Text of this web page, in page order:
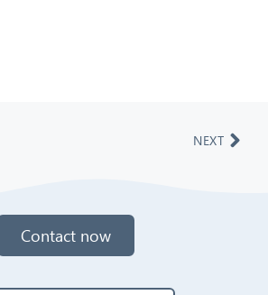
NEXT
Contact now